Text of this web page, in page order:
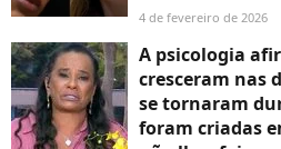
4 de fevereiro de 2026
A psicologia
cresceram nas
se tornaram
foram criadas